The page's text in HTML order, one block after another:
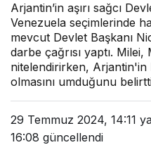
Arjantin’in aşırı sağcı
Venezuela seçimlerinde
mevcut Devlet Başkanı
darbe çağrısı yaptı.
nitelendirirken, Arjantin'in
olmasını umduğunu
29 Temmuz 2024, 14:11
16:08 güncellendi